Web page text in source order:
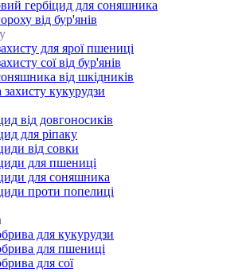
гербіцид для соняшника
від бур'янів
для ярої пшениці
сої від бур'янів
від шкідників
кукурудзи
від довгоносиків
для ріпаку
від совки
для пшениці
для соняшника
проти попелиці
для кукурудзи
для пшениці
для сої